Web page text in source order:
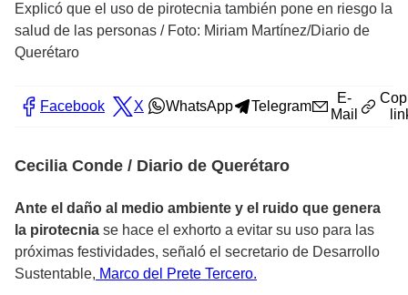
Explicó que el uso de pirotecnia también pone en riesgo la
salud de las personas / Foto: Miriam Martínez/Diario de
Querétaro
Facebook X WhatsApp Telegram
E-
Mail
Cecilia Conde / Diario de Querétaro
Ante el daño al medio ambiente y el ruido que genera
la pirotecnia se hace el exhorto a evitar su uso para las
próximas festividades, señaló el secretario de Desarrollo
Sustentable, Marco del Prete Tercero.